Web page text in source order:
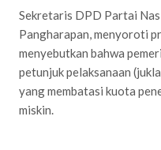
Sekretaris DPD Partai
Pangharapan, menyoroti
menyebutkan bahwa
petunjuk pelaksanaan
yang membatasi kuota
miskin.